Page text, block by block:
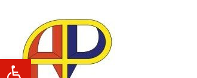
Deschide bara de unelte